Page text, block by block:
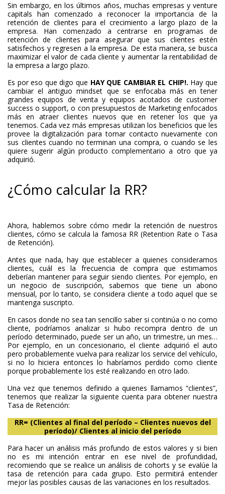
Sin embargo, en los últimos años, muchas empresas y venture
capitals han comenzado a reconocer la importancia de la
retención de clientes para el crecimiento a largo plazo de la
empresa. Han comenzado a centrarse en programas de
retención de clientes para asegurar que sus clientes estén
satisfechos y regresen a la empresa. De esta manera, se busca
maximizar el valor de cada cliente y aumentar la rentabilidad de
la empresa a largo plazo.
Es por eso que digo que HAY QUE CAMBIAR EL CHIP!. Hay que
cambiar el antiguo mindset que se enfocaba más en tener
grandes equipos de venta y equipos acotados de customer
success o support, o con presupuestos de Marketing enfocados
más en atraer clientes nuevos que en retener los que ya
tenemos. Cada vez más empresas utilizan los beneficios que les
provee la digitalización para tomar contacto nuevamente con
sus clientes cuando no terminan una compra, o cuando se les
quiere sugerir algún producto complementario a otro que ya
adquirió.
¿Cómo calcular la RR?
Ahora, hablemos sobre cómo medir la retención de nuestros
clientes, cómo se calcula la famosa RR (Retention Rate o Tasa
de Retención).
Antes que nada, hay que establecer a quienes consideramos
clientes, cuál es la frecuencia de compra que estimamos
deberían mantener para seguir siendo clientes. Por ejemplo, en
un negocio de suscripción, sabemos que tiene un abono
mensual, por lo tanto, se considera cliente a todo aquel que se
mantenga suscripto.
En casos donde no sea tan sencillo saber si continúa o no como
cliente, podríamos analizar si hubo recompra dentro de un
período determinado, puede ser un año, un trimestre, un mes…
Por ejemplo, en un concesionario, el cliente adquirió el auto
pero probablemente vuelva para realizar los service del vehículo,
si no lo hiciera entonces lo habríamos perdido como cliente
porque probablemente los esté realizando en otro lado.
Una vez que tenemos definido a quienes llamamos “clientes”,
tenemos que realizar la siguiente cuenta para obtener nuestra
Tasa de Retención:
RR= (Clientes al final del período – Clientes nuevos del
período)/ Clientes al inicio del período
Para hacer un análisis más profundo de estos valores y si bien
no es mi intención entrar en ese nivel de profundidad,
recomiendo que se realice un análisis de cohorts y se evalúe la
tasa de retención para cada grupo. Esto permitirá entender
mejor las posibles causas de las variaciones en los resultados.